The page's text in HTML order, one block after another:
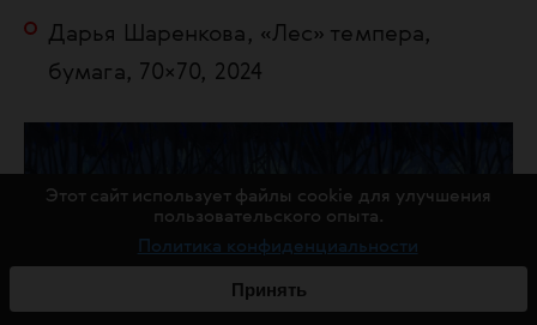
Дарья Шаренкова, «Лес» темпера,
бумага, 70×70, 2024
Этот сайт использует файлы cookie для улучшения
пользовательского опыта.
Политика конфиденциальности
Принять